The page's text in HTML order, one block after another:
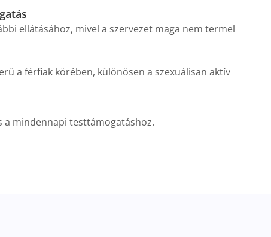
ellátásához, mivel a szervezet maga nem termel
a férfiak körében, különösen a szexuálisan aktív
a mindennapi testtámogatáshoz.